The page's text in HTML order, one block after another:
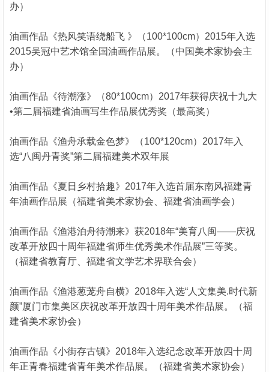
办）
油画作品《热风笑语绕船飞 》（100*100cm）2015年入选
2015吴冠中艺术馆全国油画作品展。（中国美术家协会主
办）
油画作品《待潮涨》（80*100cm）2017年获得庆祝十九大
•第二届福建省油画写生作品展优秀奖（最高奖）
油画作品《渔舟承载金色梦》（100*120cm）2017年入
选“八闽丹青奖”第二届福建美术双年展
油画作品《夏日乡村拾趣》2017年入选首届东南风福建青
年油画作品展（福建省美术家协会、福建省油画学会）
油画作品《渔港泊舟待潮来》获2018年“美育八闽——庆祝
改革开放四十周年福建省师生优秀美术作品展”三等奖。
（福建省教育厅、福建省文学艺术界联合会）
油画作品《渔港葱茏舟自横》2018年入选“人文集美.时代新
颜”厦门市集美区庆祝改革开放四十周年美术作品展。（福
建省美术家协会）
油画作品《小街存古镇》2018年入选纪念改革开放四十周
年正青春福建省青年美术作品展。（福建省美术家协会）